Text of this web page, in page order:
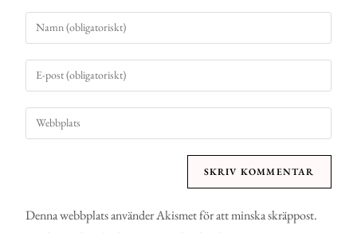
Denna webbplats använder Akismet för att minska skräppost.